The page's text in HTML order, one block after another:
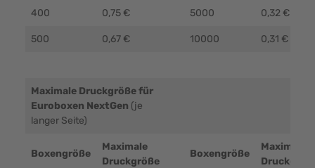
400 0,75 € 5000 0,32 €
500 0,67 € 10000 0,31 €
Maximale Druckgröße für
Euroboxen NextGen (je
langer Seite)
Boxengröße
Maximale
Druckgröße
Boxengröße
Maximale